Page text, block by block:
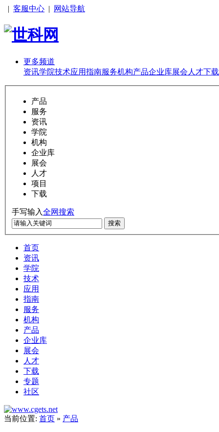
| 客服中心 | 网站导航
更多频道
资讯学院技术应用指南服务机构产品企业库展会 人才下载
产品
服务
资讯
学院
机构
企业库
展会
人才
项目
下载
手写输入全网搜索
搜索
首页
资讯
学院
技术
应用
指南
服务
机构
产品
企业库
展会
人才
下载
专题
社区
当前位置: 首页 » 产品